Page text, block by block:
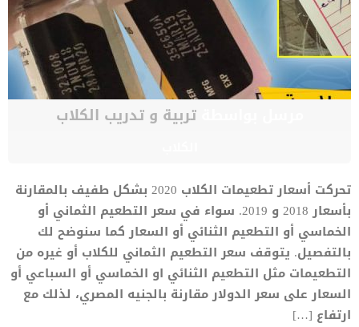
مرسل بواسطةتربية و تدريب الكلاب
تحركت أسعار تطعيمات الكلاب 2020 بشكل طفيف بالمقارنة
بأسعار 2018 و 2019. سواء في سعر التطعيم الثماني أو
الخماسي أو التطعيم الثنائي أو السعار كما سنوضح لك
بالتفصيل. يتوقف سعر التطعيم الثماني للكلاب أو غيره من
التطعيمات مثل التطعيم الثنائي او الخماسي أو السباعي أو
السعار على سعر الدولار مقارنة بالجنيه المصري، لذلك مع
ارتفاع […]